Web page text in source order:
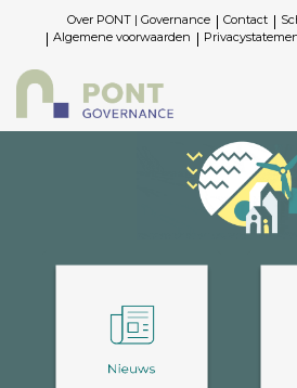
Over PONT | Governance Contact
Algemene voorwaarden